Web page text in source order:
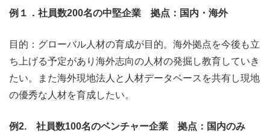
例１．社員数200名の中堅企業 拠点：国内・海外
目的：グローバル人材の育成が目的。海外拠点を今後も立
ち上げる予定があり海外志向の人材の発掘し教育していき
たい。また海外現地法人と人材データベースを共有し現地
の優秀な人材を育成したい。
例2. 社員数100名のベンチャー企業 拠点：国内のみ